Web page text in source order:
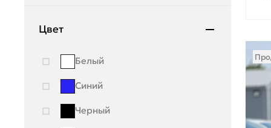
Suzuki
Volkswagen
Volvo
Цвет
Белый
Синий
Черный